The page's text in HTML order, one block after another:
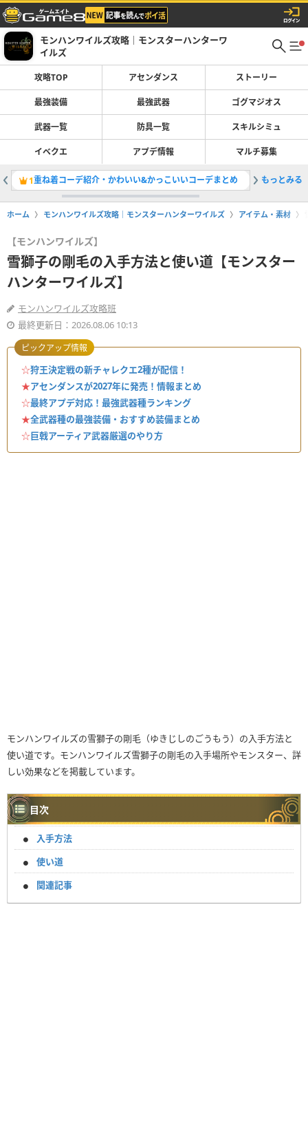
モンハンワイルズ攻略｜モンスターハンターワ
イルズ
攻略TOP アセンダンス ストーリー
最強装備 最強武器 ゴグマジオス
武器一覧 防具一覧 スキルシミュ
イベクエ アプデ情報 マルチ募集
1重ね着コーデ紹介・かわいい&かっこいいコーデまとめ 2Switch2
もっとみる
ホーム モンハンワイルズ攻略｜モンスターハンターワイルズ アイテム・素材
【モンハンワイルズ】
雪獅子の剛毛の入手方法と使い道【モンスター
ハンターワイルズ】
モンハンワイルズ攻略班
最終更新日：2026.08.06 10:13
☆狩王決定戦の新チャレクエ2種が配信！
★アセンダンスが2027年に発売！情報まとめ
☆最終アプデ対応！最強武器種ランキング
★全武器種の最強装備・おすすめ装備まとめ
☆巨戟アーティア武器厳選のやり方
ピックアップ情報
モンハンワイルズの雪獅子の剛毛（ゆきじしのごうもう）の入手方法と
使い道です。モンハンワイルズ雪獅子の剛毛の入手場所やモンスター、詳
しい効果などを掲載しています。
目次
入手方法
使い道
関連記事